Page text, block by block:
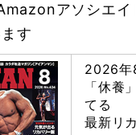
アソシエイ
す
2026年
「休養
てる
最新リ